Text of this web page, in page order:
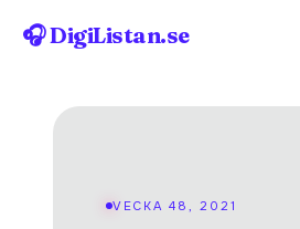
🎧 DigiListan.se
VECKA 48, 2021